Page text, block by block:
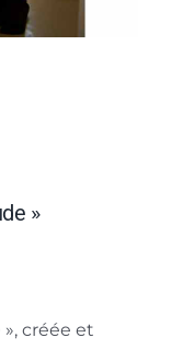
»
créée et